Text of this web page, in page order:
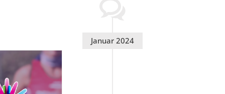
Januar 2024